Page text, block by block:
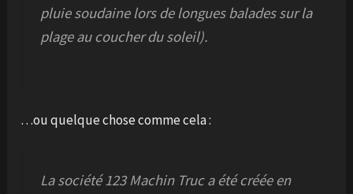
pluie soudaine lors de longues balades sur la
plage au coucher du soleil).
…ou quelque chose comme cela :
La société 123 Machin Truc a été créée en